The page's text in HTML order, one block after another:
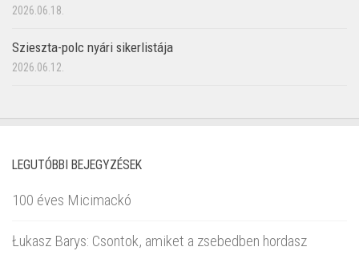
2026.06.18.
Szieszta-polc nyári sikerlistája
2026.06.12.
LEGUTÓBBI BEJEGYZÉSEK
100 éves Micimackó
Łukasz Barys: Csontok, amiket a zsebedben hordasz